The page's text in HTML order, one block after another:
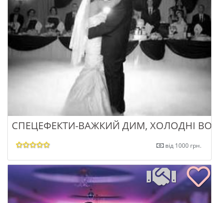
СПЕЦЕФЕКТИ-ВАЖКИЙ ДИМ, ХОЛОДНІ
від 1000 грн.